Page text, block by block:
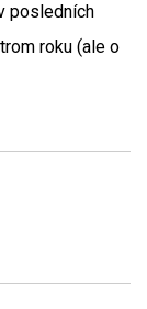
posledních
roku (ale o